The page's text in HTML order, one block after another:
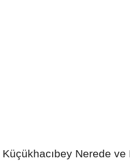
Küçükhacıbey Nerede ve